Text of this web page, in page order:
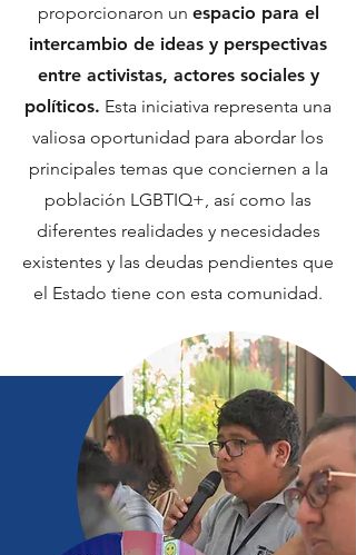
proporcionaron un espacio para el
intercambio de ideas y perspectivas
entre activistas, actores sociales y
políticos. Esta iniciativa representa una
valiosa oportunidad para abordar los
principales temas que conciernen a la
población LGBTIQ+, así como las
diferentes realidades y necesidades
existentes y las deudas pendientes que
el Estado tiene con esta comunidad.